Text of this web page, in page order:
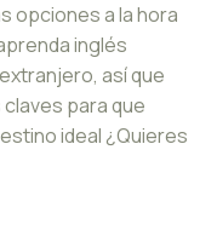
opciones a la hora
inglés
así que
para que
ideal ¿Quieres